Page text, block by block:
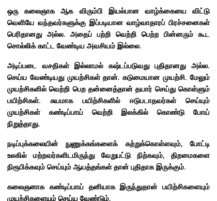
ஒரு கலைஞாக ஆக விரும்பி இயல்பான வாழ்க்கையை விட்டு
வெளியே வந்தவர்களுக்கு இப்படியான வாழ்வாதாரப் பிரச்சனைகள்
பெரிதானது அல்ல. அதைப் பற்றி வெற்றி பெற்ற பின்னரும் கூட
சொல்லிக் காட்ட வேண்டிய அவசியம் இல்லை.
அடிப்படை வசதிகள் இல்லாமல் கஷ்டப்படுவது புதிதானது அல்ல.
செய்ய வேண்டியது முயற்சிகள் தான். கடுமையான முயற்சி. மேலும்
முயற்சிகளில் வெற்றி பெற தன்னைத்தான் தயார் செய்து கொள்ளும்
பயிற்சிகள். சுயமாக பயிற்சிகளில் ஈடுபடாதவர்கள் செய்யும்
முயற்சிகள் கண்டிப்பாய் வெற்றி இலக்கில் கொண்டு போய்
நிறுத்தாது.
நடிப்புக்கலையின் நுணுக்கங்களைக் கற்றுக்கொள்ளவும், போட்டி
உலகில் மற்றவர்களிடமிருந்து வேறுபட்டு நிற்கவும், திறமைகளை
நிரூபிக்கவும் செய்யும் ஆயத்தங்கள் தான் புதிதாக இருக்கும்.
கலைஞனாக கண்டிப்பாய் தனியாக இருந்துதான் பயிற்சிகளையும்
முயற்சிகளையும் செய்ய வேண்டும்.